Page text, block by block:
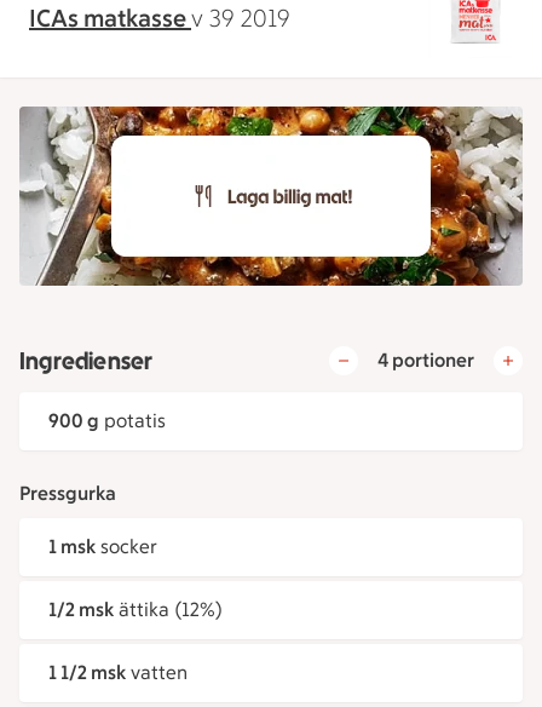
ICAs matkassev 39 2019
Ingredienser 4 portioner
900 g potatis
Pressgurka
1 msk socker
1/2 msk ättika (12%)
1 1/2 msk vatten